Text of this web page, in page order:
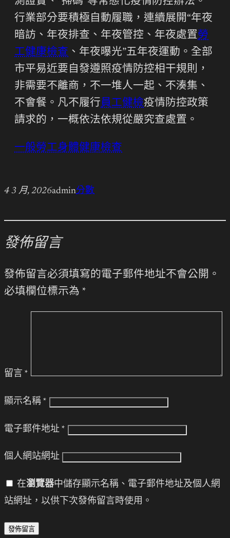
行業部分要積極自動履職，連續展開“年夜
暗訪、年夜排查、年夜管控、年夜處置勞
工健康檢查 、年夜曝光”五年夜運動。全部
市平易近要自發遵照疫情防控相干規則，
非需要不離商，不一堆人一起、不湊集、
不會餐。凡不履行員工健檢疫情防控政策
請求的，一概依法依規從嚴究查處置。
一般勞工身體健康檢查
4 3 月, 2026admin分數
發佈留言
發佈留言必須填寫的電子郵件地址不會公開。
必填欄位標示為 *
留言 *
顯示名稱 *
電子郵件地址 *
個人網站網址
在瀏覽器中儲存顯示名稱、電子郵件地址及個人網
站網址，以供下次發佈留言時使用。